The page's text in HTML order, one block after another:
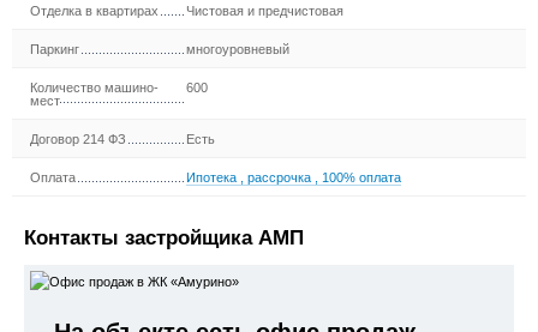
Отделка в квартирах Чистовая и предчистовая
Паркинг многоуровневый
Количество машино-
мест
600
Договор 214 ФЗ Есть
Оплата Ипотека ,рассрочка 100% оплата
Контакты застройщика АМП